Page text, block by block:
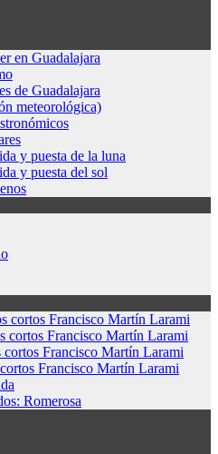
en Guadalajara
de Guadalajara
meteorológica)
y puesta de la luna
y puesta del sol
cortos Francisco Martín Larami
cortos Francisco Martín Larami
cortos Francisco Martín Larami
Francisco Martín Larami
Romerosa